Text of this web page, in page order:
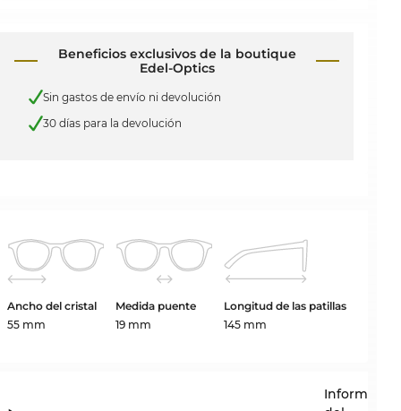
Beneficios exclusivos de la boutique
Edel-Optics
Sin gastos de envío ni devolución
30 días para la devolución
Ancho del cristal
55 mm
Medida puente
19 mm
Longitud de las patillas
145 mm